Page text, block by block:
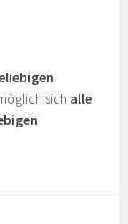
sich alle